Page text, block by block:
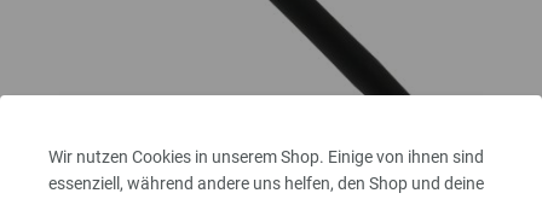
Wir nutzen Cookies in unserem Shop. Einige von ihnen sind
essenziell, während andere uns helfen, den Shop und deine